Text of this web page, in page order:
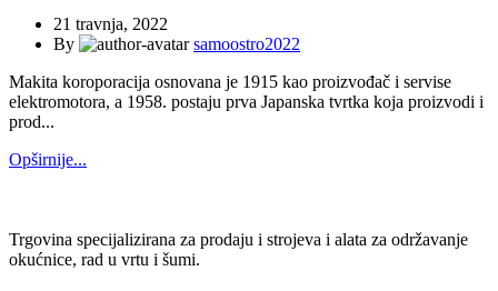
21 travnja, 2022
By
samoostro2022
Makita koroporacija osnovana je 1915 kao proizvođač i servise
elektromotora, a 1958. postaju prva Japanska tvrtka koja proizvodi i
prod...
Opširnije...
Trgovina specijalizirana za prodaju i strojeva i alata za održavanje
okućnice, rad u vrtu i šumi.